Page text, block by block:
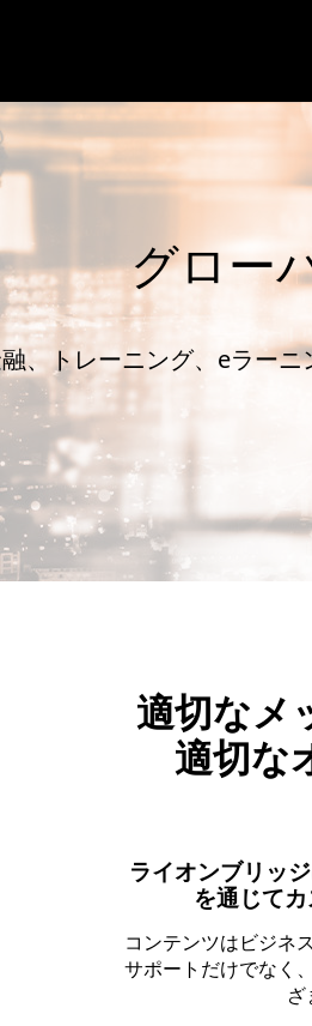
グロー
、トレーニング、eラー
適切なメ
適切な
ライオンブリッ
を通じて
コンテンツはビジネ
サポートだけでなく
ざ